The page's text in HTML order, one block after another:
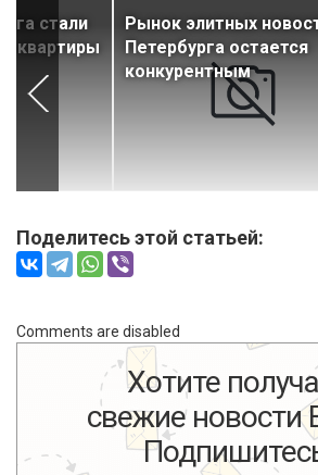
стали
квартиры
Рынок элитных
Петербурга остается
конкурентным
Поделитесь этой статьей:
Comments are disabled
Хотите
свежие новости